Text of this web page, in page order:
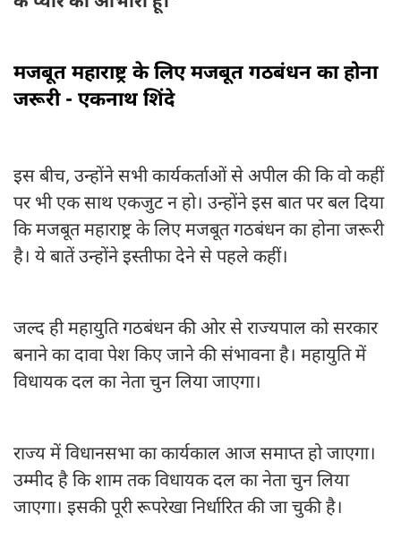
मजबूत महाराष्ट्र के लिए मजबूत गठबंधन का होना
जरूरी - एकनाथ शिंदे
इस बीच, उन्होंने सभी कार्यकर्ताओं से अपील की कि वो कहीं
पर भी एक साथ एकजुट न हो। उन्होंने इस बात पर बल दिया
कि मजबूत महाराष्ट्र के लिए मजबूत गठबंधन का होना जरूरी
है। ये बातें उन्होंने इस्तीफा देने से पहले कहीं।
जल्द ही महायुति गठबंधन की ओर से राज्यपाल को सरकार
बनाने का दावा पेश किए जाने की संभावना है। महायुति में
विधायक दल का नेता चुन लिया जाएगा।
राज्य में विधानसभा का कार्यकाल आज समाप्त हो जाएगा।
उम्मीद है कि शाम तक विधायक दल का नेता चुन लिया
जाएगा। इसकी पूरी रूपरेखा निर्धारित की जा चुकी है।